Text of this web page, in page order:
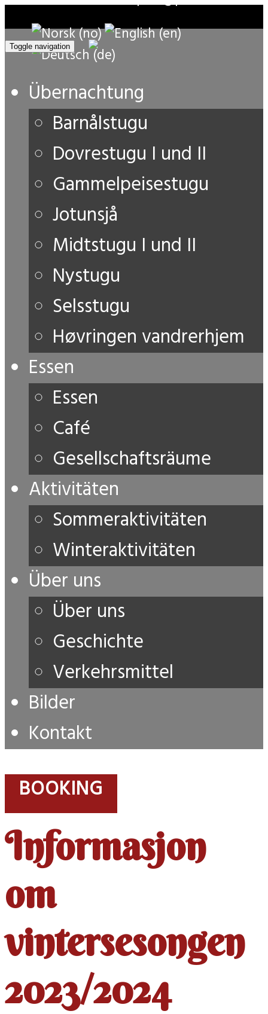
Toggle navigation
Übernachtung
Barnålstugu
Dovrestugu I und II
Gammelpeisestugu
Jotunsjå
Midtstugu I und II
Nystugu
Selsstugu
Høvringen vandrerhjem
Essen
Essen
Café
Gesellschaftsräume
Aktivitäten
Sommeraktivitäten
Winteraktivitäten
Über uns
Über uns
Geschichte
Verkehrsmittel
Bilder
Kontakt
BOOKING
Informasjon
om
vintersesongen
2023/2024